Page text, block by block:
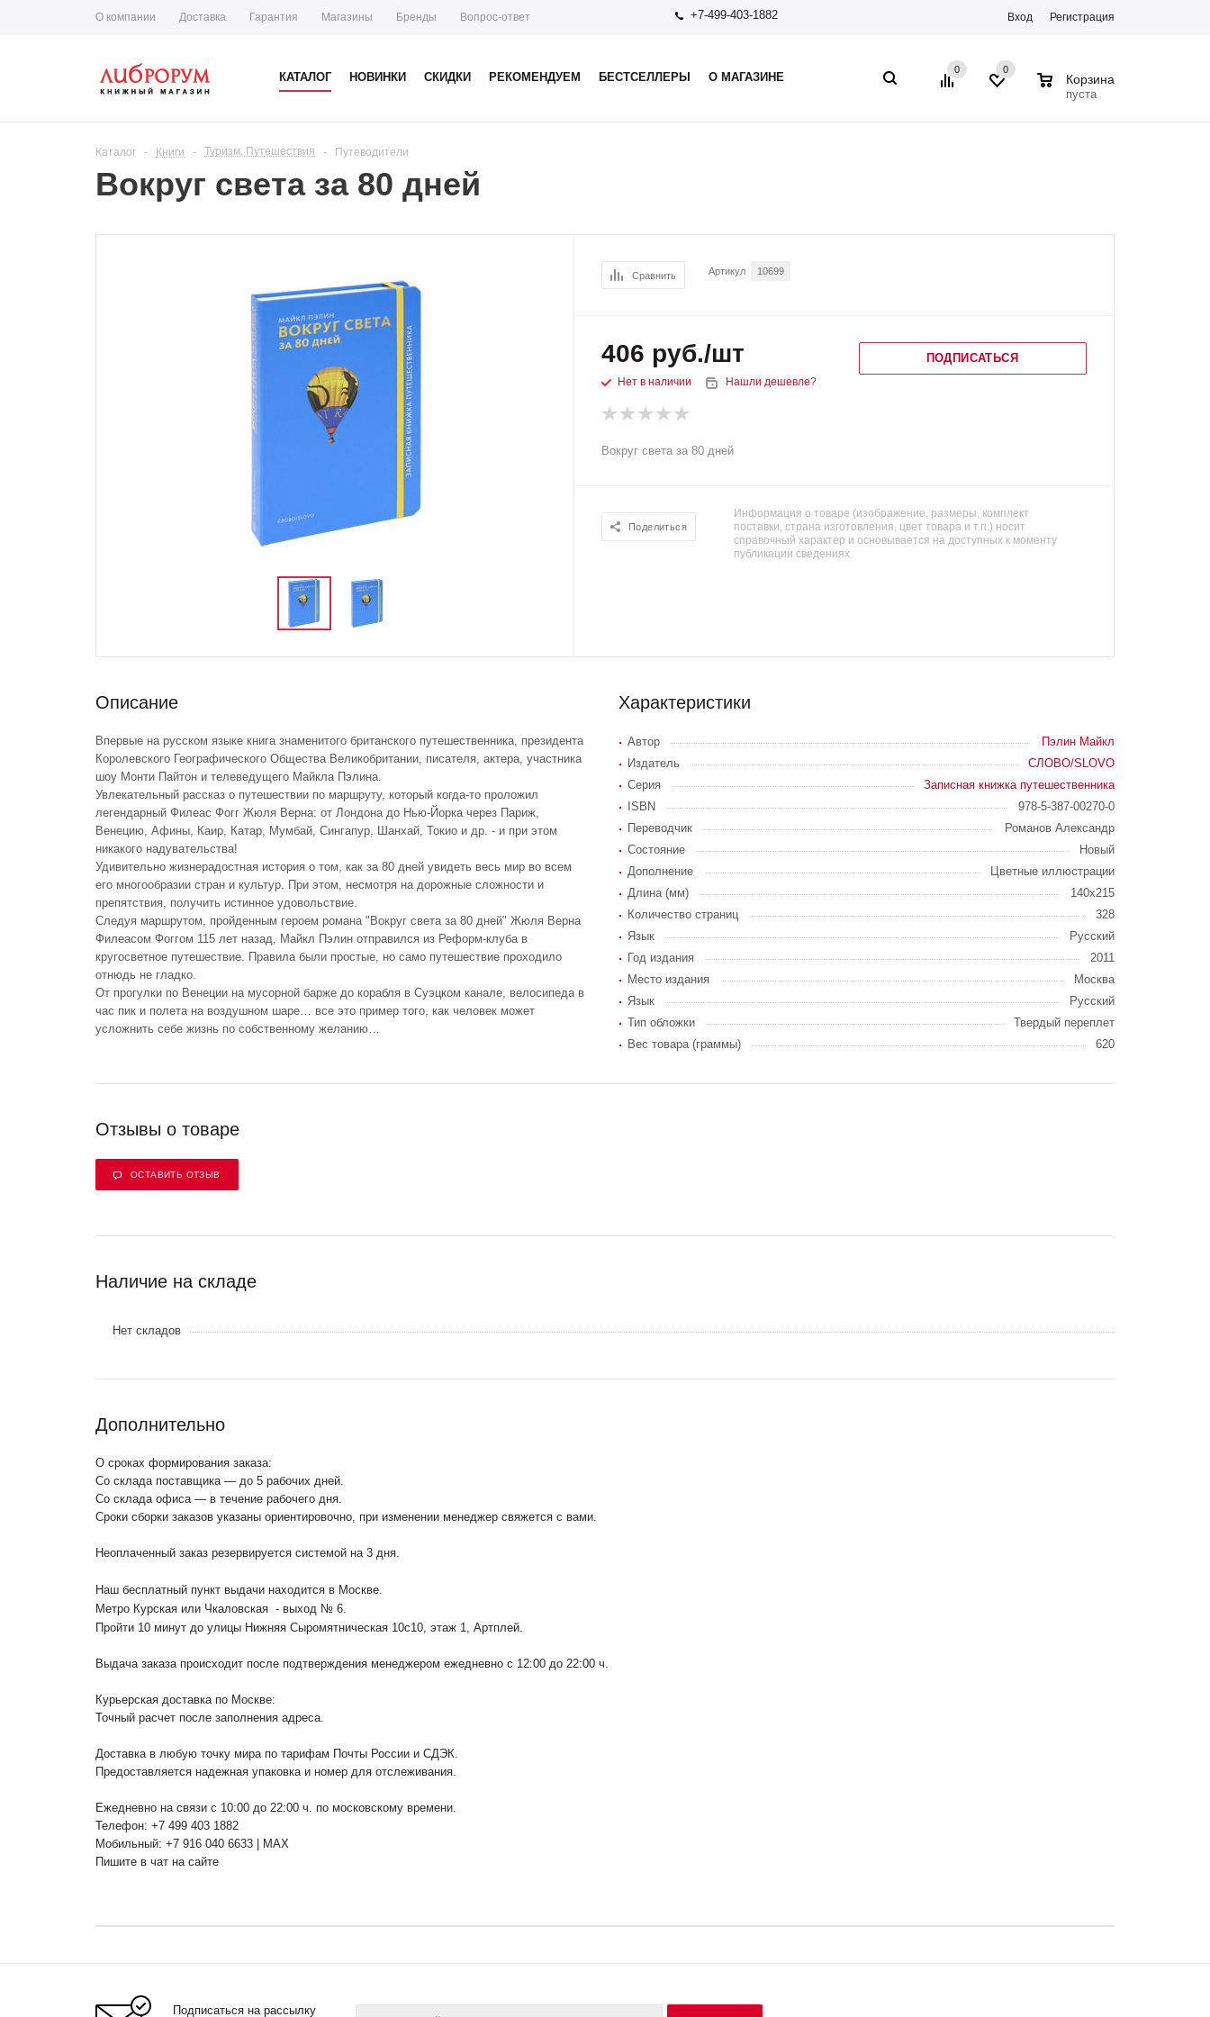
О компании Доставка Гарантия Магазины Бренды Вопрос-ответ +7-499-403-1882 Вход Регистрация
КАТАЛОГ НОВИНКИ СКИДКИ РЕКОМЕНДУЕМ БЕСТСЕЛЛЕРЫ О МАГАЗИНЕ
0 0
Корзина
пуста
Каталог - Книги - Туризм. Путешествия - Путеводители
Вокруг света за 80 дней
Сравнить Артикул 10699
406 руб./шт
Нет в наличии Нашли дешевле?
ПОДПИСАТЬСЯ
Вокруг света за 80 дней
Поделиться
Информация о товаре (изображение, размеры, комплект
поставки, страна изготовления, цвет товара и т.п.) носит
справочный характер и основывается на доступных к моменту
публикации сведениях.
Описание
Впервые на русском языке книга знаменитого британского путешественника, президента
Королевского Географического Общества Великобритании, писателя, актера, участника
шоу Монти Пайтон и телеведущего Майкла Пэлина.
Увлекательный рассказ о путешествии по маршруту, который когда-то проложил
легендарный Филеас Фогг Жюля Верна: от Лондона до Нью-Йорка через Париж,
Венецию, Афины, Каир, Катар, Мумбай, Сингапур, Шанхай, Токио и др. - и при этом
никакого надувательства!
Удивительно жизнерадостная история о том, как за 80 дней увидеть весь мир во всем
его многообразии стран и культур. При этом, несмотря на дорожные сложности и
препятствия, получить истинное удовольствие.
Следуя маршрутом, пройденным героем романа "Вокруг света за 80 дней" Жюля Верна
Филеасом Фоггом 115 лет назад, Майкл Пэлин отправился из Реформ-клуба в
кругосветное путешествие. Правила были простые, но само путешествие проходило
отнюдь не гладко.
От прогулки по Венеции на мусорной барже до корабля в Суэцком канале, велосипеда в
час пик и полета на воздушном шаре… все это пример того, как человек может
усложнить себе жизнь по собственному желанию…
Характеристики
Автор
Пэлин Майкл
Издатель
СЛОВО/SLOVO
Серия
Записная книжка путешественника
ISBN
978-5-387-00270-0
Переводчик
Романов Александр
Состояние
Новый
Дополнение
Цветные иллюстрации
Длина (мм)
140x215
Количество страниц
328
Язык
Русский
Год издания
2011
Место издания
Москва
Язык
Русский
Тип обложки
Твердый переплет
Вес товара (граммы)
620
Отзывы о товаре
ОСТАВИТЬ ОТЗЫВ
Наличие на складе
Нет складов
Дополнительно
О сроках формирования заказа:
Со склада поставщика — до 5 рабочих дней.
Со склада офиса — в течение рабочего дня.
Сроки сборки заказов указаны ориентировочно, при изменении менеджер свяжется с вами.
Неоплаченный заказ резервируется системой на 3 дня.
Наш бесплатный пункт выдачи находится в Москве.
Метро Курская или Чкаловская - выход № 6.
Пройти 10 минут до улицы Нижняя Сыромятническая 10с10 , этаж 1, Артплей.
Выдача заказа происходит после подтверждения менеджером ежедневно с 12:00 до 22:00 ч.
Курьерская доставка по Москве:
Точный расчет после заполнения адреса.
Доставка в любую точку мира по тарифам Почты России и СДЭК.
Предоставляется надежная упаковка и номер для отслеживания.
Ежедневно на связи с 10:00 до 22:00 ч. по московскому времени.
Телефон: +7 499 403 1882
Мобильный: +7 916 040 6633 | MAX
Пишите в чат на сайте
Подписаться на рассылку